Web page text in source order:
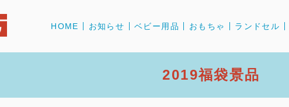
HOME お知らせ ベビー用品 おもちゃ ランドセル
2019福袋景品